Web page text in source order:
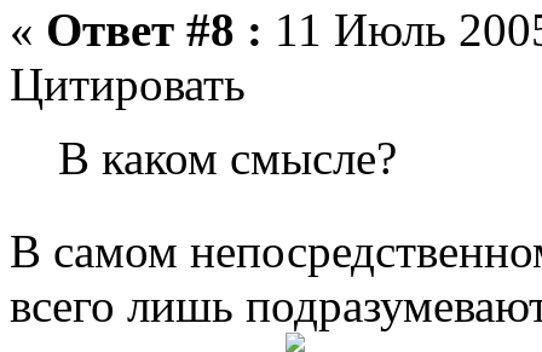
« Ответ #8 : 11 Июль
Цитировать
В каком смысле?
В самом
всего лишь